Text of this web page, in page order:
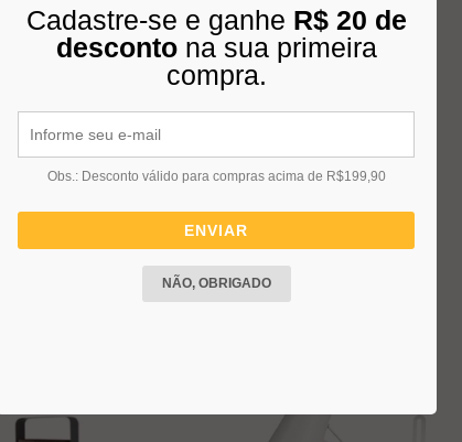
Cadastre-se e ganhe R$ 20 de
descontona sua primeira
compra.
Obs.: Desconto válido para compras acima de R$199,90
ENVIAR
NÃO, OBRIGADO